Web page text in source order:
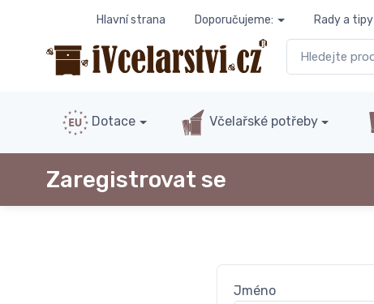
Hlavní strana Doporučujeme: Rady a tipy
Dotace Včelařské potřeby
Zaregistrovat se
Jméno